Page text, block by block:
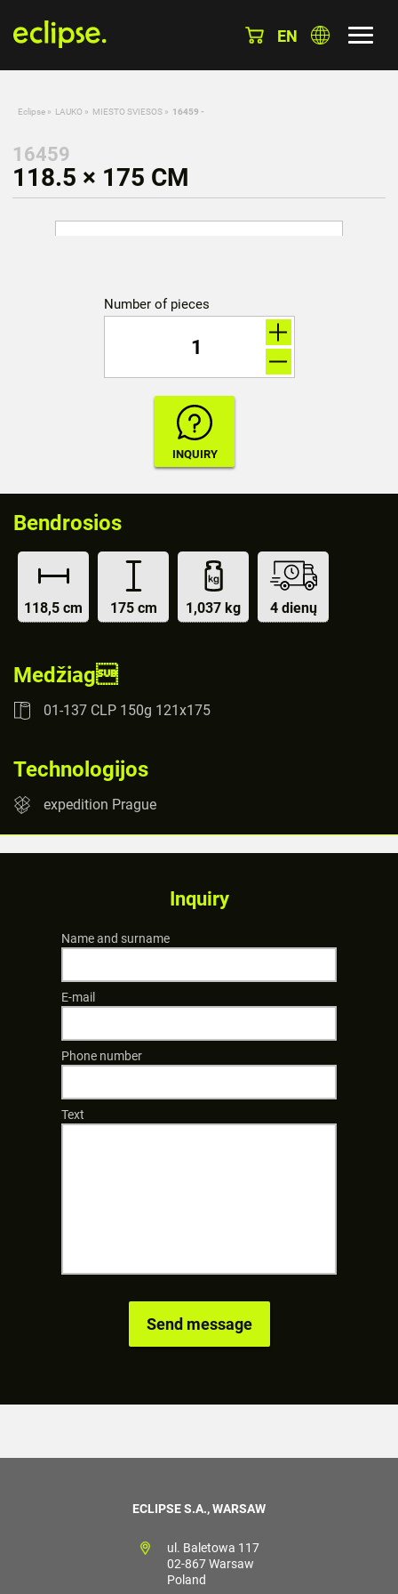
EN
Eclipse » LAUKO » MIESTO SVIESOS » 16459 -
16459
118.5 × 175 CM
Number of pieces
Bendrosios
118,5 cm 175 cm 1,037 kg 4 dienų
Medžiag
01-137 CLP 150g 121x175
Technologijos
expedition Prague
Inquiry
Name and surname
E-mail
Phone number
Text
ECLIPSE S.A., WARSAW
ul. Baletowa 117
02-867 Warsaw
Poland